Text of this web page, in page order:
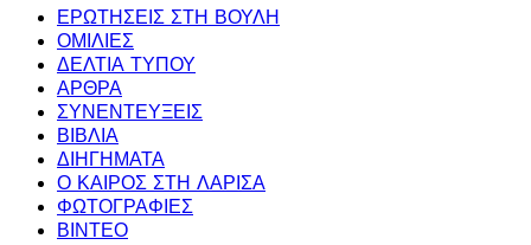
ΕΡΩΤΗΣΕΙΣ ΣΤΗ ΒΟΥΛΗ
ΟΜΙΛΙΕΣ
ΔΕΛΤΙΑ ΤΥΠΟΥ
ΑΡΘΡΑ
ΣΥΝΕΝΤΕΥΞΕΙΣ
ΒΙΒΛΙΑ
ΔΙΗΓΗΜΑΤΑ
Ο ΚΑΙΡΟΣ ΣΤΗ ΛΑΡΙΣΑ
ΦΩΤΟΓΡΑΦΙΕΣ
ΒΙΝΤΕΟ